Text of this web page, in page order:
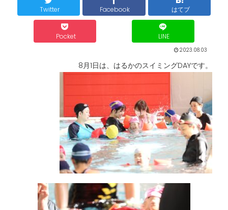
Twitter Facebook はてブ
Pocket LINE
2023.08.03
8月1日は、はるかのスイミングDAYです。